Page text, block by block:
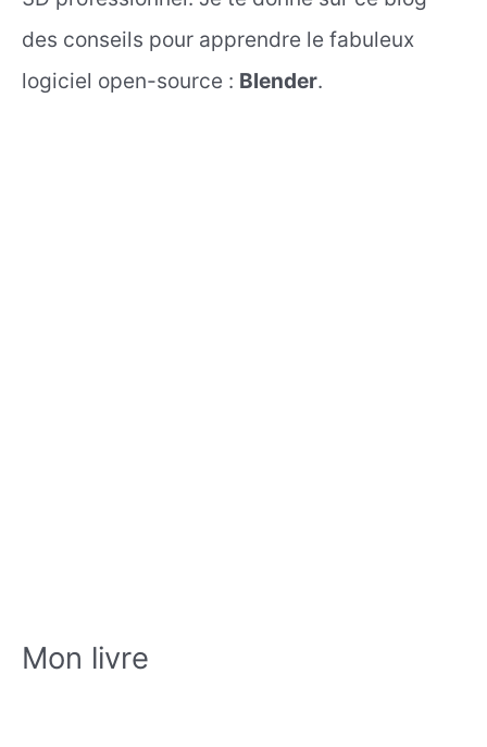
des conseils pour apprendre le fabuleux
logiciel open-source : Blender.
Mon livre